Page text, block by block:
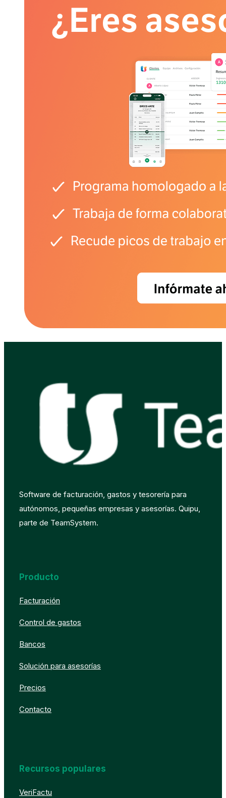
Software de facturación, gastos y tesorería para
autónomos, pequeñas empresas y asesorías. Quipu,
parte de TeamSystem.
Producto
Facturación
Control de gastos
Bancos
Solución para asesorías
Precios
Contacto
Recursos populares
VeriFactu